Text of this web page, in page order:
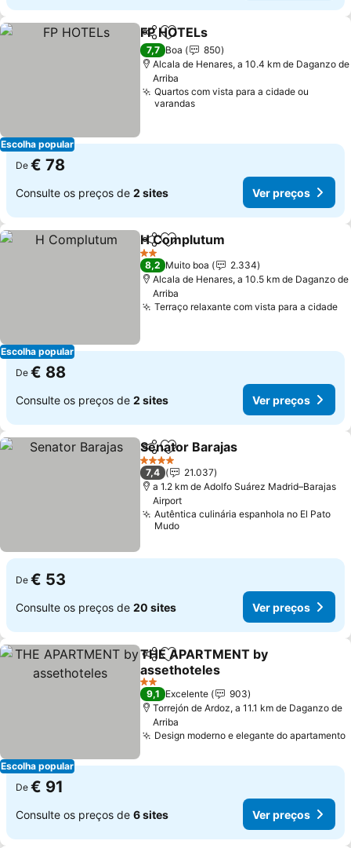
Escolha popular
PartilharAdicionar aos favoritos
FP HOTELs
7,7 Boa
850
Alcala de Henares, a 10.4 km de Daganzo de
Arriba
Quartos com vista para a cidade ou
varandas
De € 78
Consulte os preços de 2 sites Ver preços
Escolha popular
PartilharAdicionar aos favoritos
H Complutum
2 Estrelas
8,2 Muito boa
2.334
Alcala de Henares, a 10.5 km de Daganzo de
Arriba
Terraço relaxante com vista para a cidade
De € 88
Consulte os preços de 2 sites Ver preços
PartilharAdicionar aos favoritos
Senator Barajas
4 Estrelas
7,4
21.037
a 1.2 km de Adolfo Suárez Madrid–Barajas
Airport
Autêntica culinária espanhola no El Pato
Mudo
De € 53
Consulte os preços de 20 sites Ver preços
Escolha popular
PartilharAdicionar aos favoritos
THE APARTMENT by
assethoteles
Ver preços
2 Estrelas
9,1 Excelente
903
Torrejón de Ardoz, a 11.1 km de Daganzo de
Arriba
Design moderno e elegante do apartamento
De € 91
Consulte os preços de 6 sites Ver preços